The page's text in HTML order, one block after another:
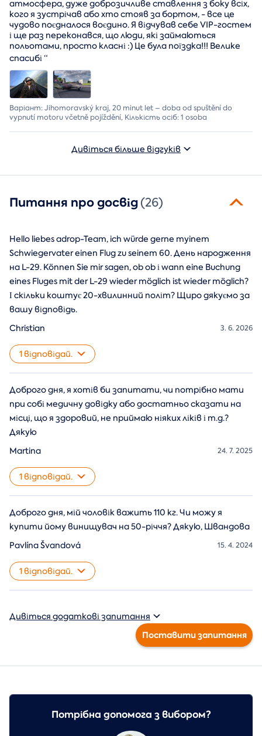
атмосфера, дуже доброзичливе ставлення з боку всіх,
кого я зустрічав або хто стояв за бортом, - все це
чудово поєдналося воєдино. Я відчував себе VIP-гостем
і ще раз переконався, що люди, які займаються
польотами, просто класні :) Це була поїздка!!! Велике
спасибі“
Варіант: Jihomoravský kraj, 20 minut let – doba od spuštění do
vypnutí motoru včetně pojíždění, Кількість осіб: 1 osoba
Дивіться більше відгуків
Питання про досвід(26)
Hello liebes adrop-Team, ich würde gerne myinem
Schwiegervater einen Flug zu seinem 60. День народження
на L-29. Können Sie mir sagen, ob ob і wann eine Buchung
eines Fluges mit der L-29 wieder möglich ist wieder möglich?
І скільки коштує 20-хвилинний політ? Щиро дякуємо за
вашу відповідь.
3. 6. 2026
Christian
1 відповідай.
Доброго дня, я хотів би запитати, чи потрібно мати
при собі медичну довідку або достатньо сказати на
місці, що я здоровий, не приймаю ніяких ліків і т.д.?
Дякую
24. 7. 2025
Martina
1 відповідай.
Доброго дня, мій чоловік важить 110 кг. Чи можу я
купити йому винищувач на 50-річчя? Дякую, Швандова
15. 4. 2024
Pavlína Švandová
1 відповідай.
Дивіться додаткові запитання
Поставити запитання
Потрібна допомога з вибором?